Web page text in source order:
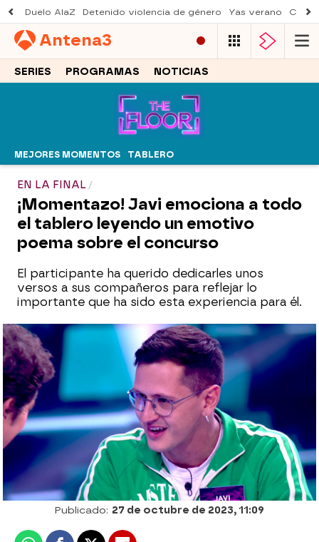
Duelo AlaZ Detenido violencia de género Yas verano
Antena3
SERIES PROGRAMAS NOTICIAS
MEJORES MOMENTOS TABLERO
EN LA FINAL
¡Momentazo! Javi emociona a todo
el tablero leyendo un emotivo
poema sobre el concurso
El participante ha querido dedicarles unos
versos a sus compañeros para reflejar lo
importante que ha sido esta experiencia para él.
¡Mireia se convierte en la ganadora de la
primera edición de The Floor!
Patri Bea
Publicado: 27 de octubre de 2023, 11:09